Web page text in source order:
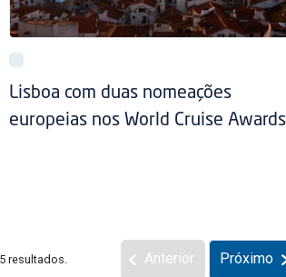
Lisboa com duas nomeações
europeias nos World Cruise Awards
resultados. Anterior Próximo